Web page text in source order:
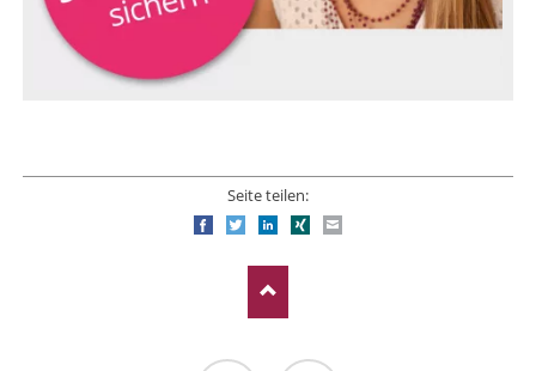
Seite teilen:
FacebookTwitterLinkedIn
Xing